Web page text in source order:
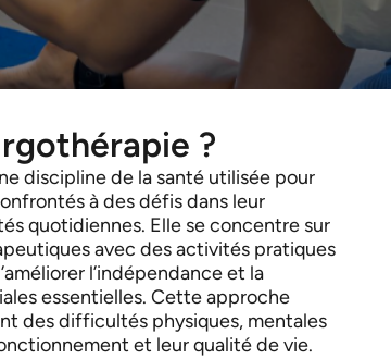
?
discipline de la santé utilisée pour
à des défis dans leur
quotidiennes. Elle se concentre sur
avec des activités pratiques
l’indépendance et la
essentielles. Cette approche
des difficultés physiques, mentales
et leur qualité de vie.